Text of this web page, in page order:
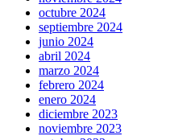
octubre 2024
septiembre 2024
junio 2024
abril 2024
marzo 2024
febrero 2024
enero 2024
diciembre 2023
noviembre 2023